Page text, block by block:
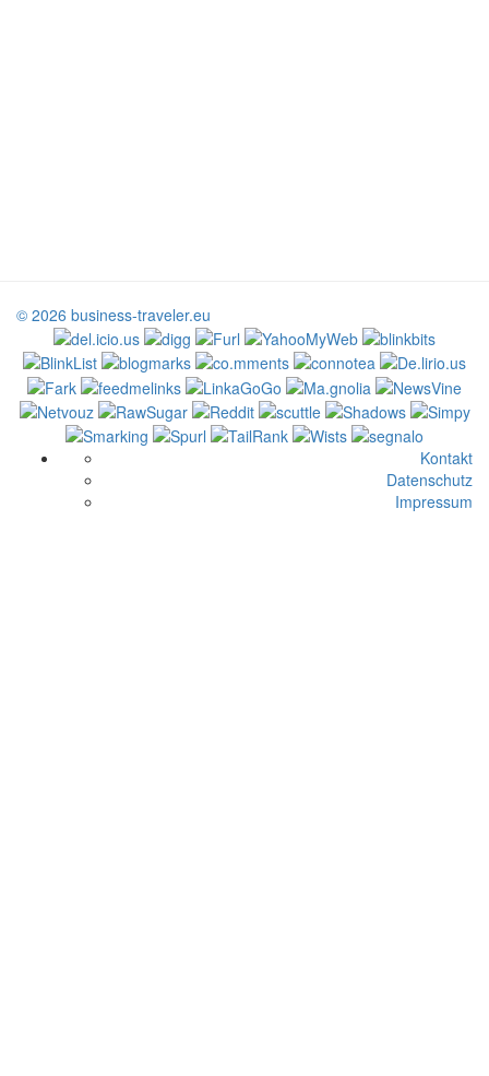
© 2026 business-traveler.eu
Kontakt
Datenschutz
Impressum